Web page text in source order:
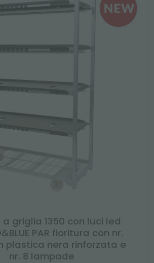
griglia 1350 con luci led
PAR fioritura con nr.
plastica nera rinforzata e
nr. 8 lampade